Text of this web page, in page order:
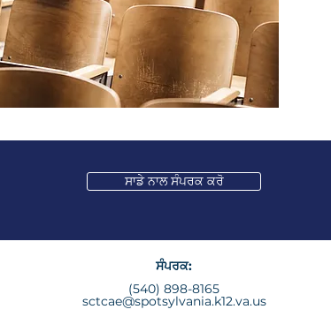
ਸਾਡੇ ਨਾਲ ਸੰਪਰਕ ਕਰੋ
ਸੰਪਰਕ:
(540) 898-8165
sctcae@spotsylvania.k12.va.us